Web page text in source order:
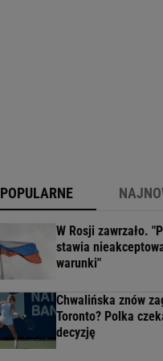
POPULARNE
W Rosji zawrzało.
stawia
warunki"
Chwalińska znów
Toronto? Polka
decyzję